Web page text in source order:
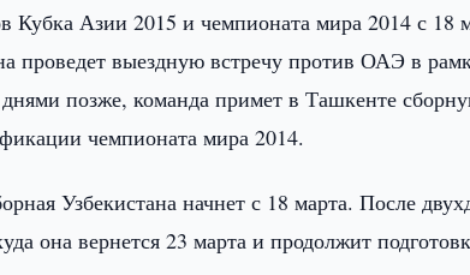
Кубка Азии 2015 и чемпионата мира 2014 с 18
проведет выездную встречу против ОАЭ в
позже, команда примет в Ташкенте
чемпионата мира 2014.
Узбекистана начнет с 18 марта. После
она вернется 23 марта и продолжит